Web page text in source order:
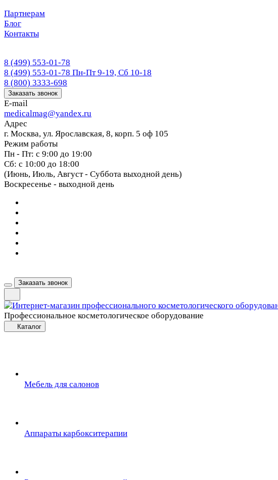
Партнерам
Блог
Контакты
8 (499) 553-01-78
8 (499) 553-01-78 Пн-Пт 9-19, Сб 10-18
8 (800) 3333-698
Заказать звонок
E-mail
medicalmag@yandex.ru
Адрес
г. Москва, ул. Ярославская, 8, корп. 5 оф 105
Режим работы
Пн - Пт: с 9:00 до 19:00
Сб: с 10:00 до 18:00
(Июнь, Июль, Август - Суббота выходной день)
Воскресенье - выходной день
Заказать звонок
Профессиональное косметологическое оборудование
Каталог
Мебель для салонов
Аппараты карбокситерапии